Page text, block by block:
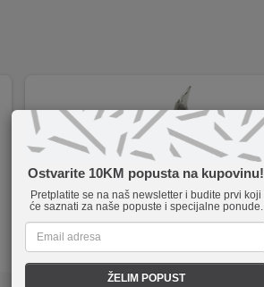
Ostvarite 10KM popusta na kupovinu!
Pretplatite se na naš newsletter i budite prvi koji
će saznati za naše popuste i specijalne ponude.
ŽELIM POPUST